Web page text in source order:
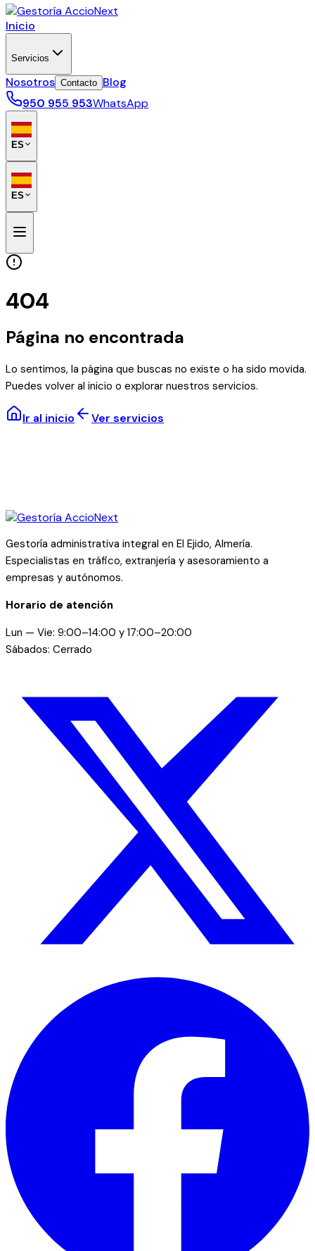
Inicio
Servicios
Nosotros Contacto Blog
950 955 953WhatsApp
ES
ES
404
Página no encontrada
Lo sentimos, la página que buscas no existe o ha sido movida.
Puedes volver al inicio o explorar nuestros servicios.
Ir al inicio Ver servicios
Gestoría administrativa integral en El Ejido, Almería.
Especialistas en tráfico, extranjería y asesoramiento a
empresas y autónomos.
Horario de atención
Lun — Vie: 9:00–14:00 y 17:00–20:00
Sábados: Cerrado